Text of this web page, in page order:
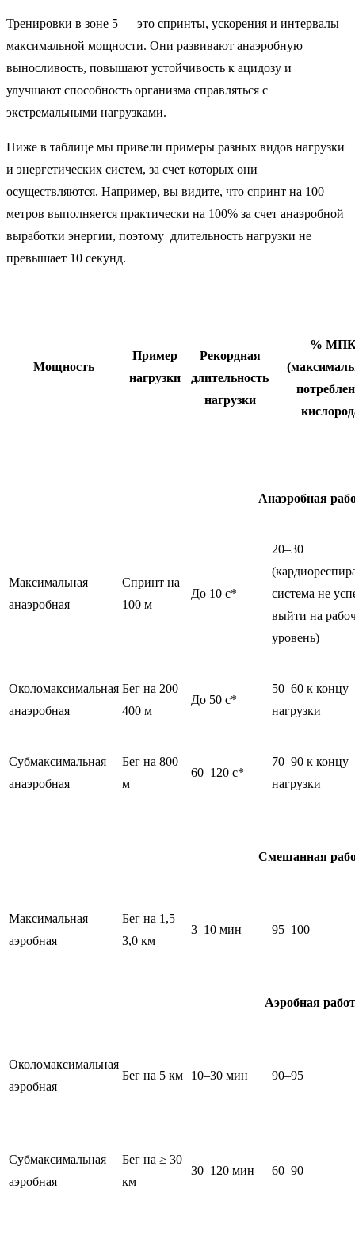
Тренировки в зоне 5 — это спринты, ускорения и интервалы
максимальной мощности. Они развивают анаэробную
выносливость, повышают устойчивость к ацидозу и
улучшают способность организма справляться с
экстремальными нагрузками.
Ниже в таблице мы привели примеры разных видов нагрузки
и энергетических систем, за счет которых они
осуществляются. Например, вы видите, что спринт на 100
метров выполняется практически на 100% за счет анаэробной
выработки энергии, поэтому длительность нагрузки не
превышает 10 секунд.
Мощность
Пример
нагрузки
Рекордная
длительность
нагрузки
%
Анаэробная
Максимальная
анаэробная
Спринт на
100 м
До 10 с*
20–30
система не
выйти на
уровень)
Околомаксимальная
анаэробная
Бег на 200–
400 м
До 50 с*
50–60 к концу
нагрузки
Субмаксимальная
анаэробная
Бег на 800
м
60–120 с*
70–90 к концу
нагрузки
Смешанная
Максимальная
аэробная
Бег на 1,5–
3,0 км
3–10 мин 95–100
Аэробная
Околомаксимальная
аэробная
Бег на 5 км 10–30 мин 90–95
Субмаксимальная
аэробная
Бег на ≥ 30
км
30–120 мин 60–90